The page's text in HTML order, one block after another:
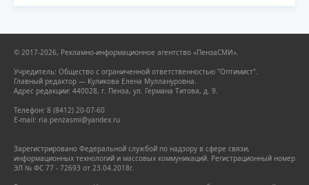
© 2017-2026, Рекламно-информационное агентство «ПензаСМИ».
Учредитель: Общество с ограниченной ответственностью "Оптимист".
Главный редактор — Куликова Елена Муллануровна.
Адрес редакции: 440028, г. Пенза, ул. Германа Титова, д. 9.
Телефон: 8 (8412) 20-07-60
E-mail: ria.penzasmi@yandex.ru
Зарегистрировано Федеральной службой по надзору в сфере связи,
информационных технологий и массовых коммуникаций. Регистрационный номер
ЭЛ № ФС 77 - 72693 от 23.04.2018г.